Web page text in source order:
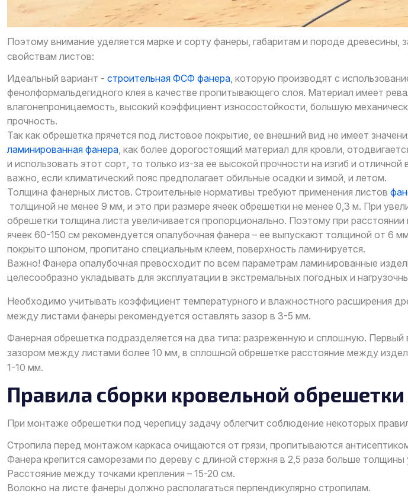
Поэтому внимание уделяется марке и сорту фанеры, габаритам и породе древесины,
свойствам листов:
Идеальный вариант - строительная ФСФ фанера , которую производят с
фенолформальдегидного клея в качестве пропитывающего слоя. Материал имеет
влагонепроницаемость, высокий коэффициент износостойкости, большую
прочность.
Так как обрешетка прячется под листовое покрытие, ее внешний вид не имеет
ламинированная фанера , как более дорогостоящий материал для кровли,
и использовать этот сорт, то только из-за ее высокой прочности на изгиб и отличной
важно, если климатический пояс предполагает обильные осадки и зимой, и летом.
Толщина фанерных листов. Строительные нормативы требуют применения листов
толщиной не менее 9 мм, и это при размере ячеек обрешетки не менее 0,3 м. При
обрешетки толщина листа увеличивается пропорционально. Поэтому при
ячеек 60-150 см рекомендуется опалубочная фанера – ее выпускают толщиной от 6
покрыто шпоном, пропитано специальным клеем, поверхность ламинируется.
Важно! Фанера опалубочная превосходит по всем параметрам ламинированные
целесообразно укладывать для эксплуатации в экстремальных погодных и
Необходимо учитывать коэффициент температурного и влажностного расширения
между листами фанеры рекомендуется оставлять зазор в 3-5 мм.
Фанерная обрешетка подразделяется на два типа: разреженную и сплошную. Первый
зазором между листами более 10 мм, в сплошной обрешетке расстояние между
1-10 мм.
Правила сборки кровельной обрешетки
При монтаже обрешетки под черепицу задачу облегчит соблюдение некоторых
Стропила перед монтажом каркаса очищаются от грязи, пропитываются
Фанера крепится саморезами по дереву с длиной стержня в 2,5 раза больше толщины
Расстояние между точками крепления – 15-20 см.
Волокно на листе фанеры должно располагаться перпендикулярно стропилам.